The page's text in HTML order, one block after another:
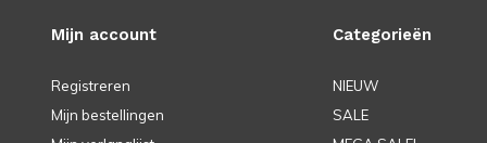
Mijn account
Registreren
Mijn bestellingen
Categorieën
NIEUW
SALE